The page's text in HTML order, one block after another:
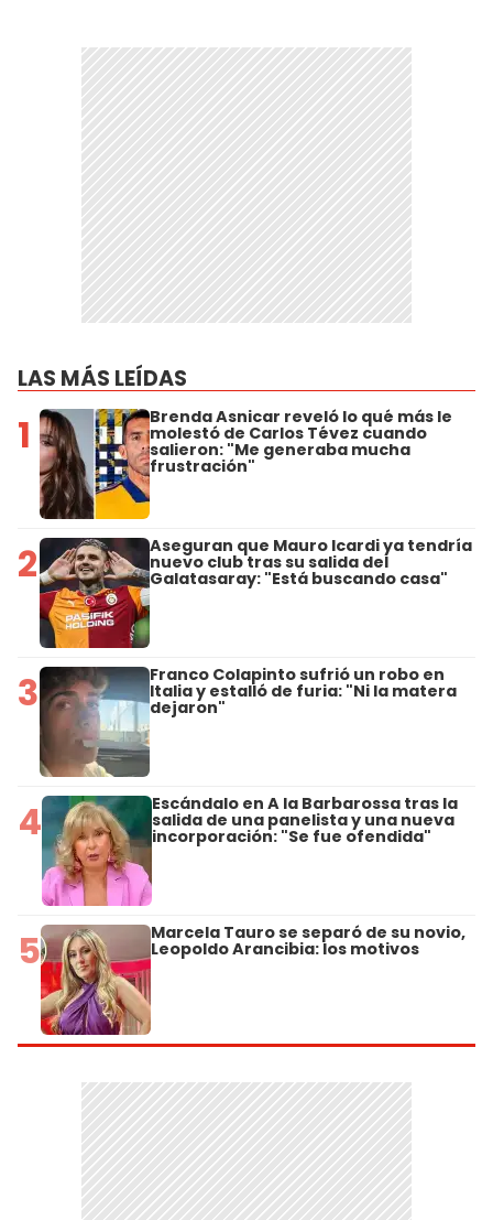
LAS MÁS LEÍDAS
1 Brenda Asnicar reveló lo qué más le
molestó de Carlos Tévez cuando
salieron: "Me generaba mucha
frustración"
2 Aseguran que Mauro Icardi ya tendría
nuevo club tras su salida del
Galatasaray: "Está buscando casa"
3 Franco Colapinto sufrió un robo en
Italia y estalló de furia: "Ni la matera
dejaron"
4 Escándalo en A la Barbarossa tras la
salida de una panelista y una nueva
incorporación: "Se fue ofendida"
5 Marcela Tauro se separó de su novio,
Leopoldo Arancibia: los motivos